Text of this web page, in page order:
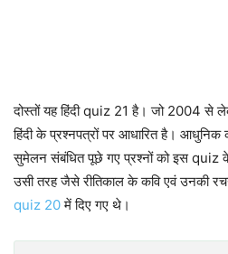
दोस्तों यह हिंदी quiz 21 है। जो 2004
हिंदी के प्रश्नपत्रों पर आधारित है।
सुमेलन संबंधित पूछे गए प्रश्नों को इस quiz के
उसी तरह जैसे रीतिकाल के कवि एवं उनकी
quiz 20में दिए गए थे।